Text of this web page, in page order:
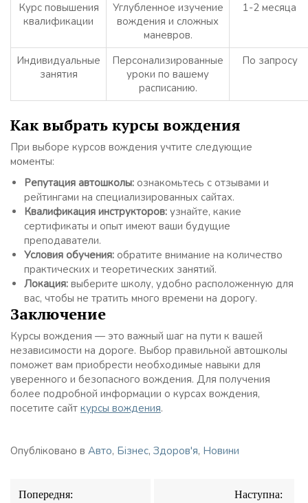
Курс повышения
квалификации
Углубленное изучение
вождения и сложных
маневров.
1-2 месяца
Индивидуальные
занятия
Персонализированные
уроки по вашему
расписанию.
По запросу
Как выбрать курсы вождения
При выборе курсов вождения учтите следующие
моменты:
Репутация автошколы: ознакомьтесь с отзывами и
рейтингами на специализированных сайтах.
Квалификация инструкторов: узнайте, какие
сертификаты и опыт имеют ваши будущие
преподаватели.
Условия обучения: обратите внимание на количество
практических и теоретических занятий.
Локация: выберите школу, удобно расположенную для
вас, чтобы не тратить много времени на дорогу.
Заключение
Курсы вождения — это важный шаг на пути к вашей
независимости на дороге. Выбор правильной автошколы
поможет вам приобрести необходимые навыки для
уверенного и безопасного вождения. Для получения
более подробной информации о курсах вождения,
посетите сайт курсы вождения.
Опубліковано в Авто, Бізнес, Здоров'я, Новини
Навігація
Попередня: Наступна: